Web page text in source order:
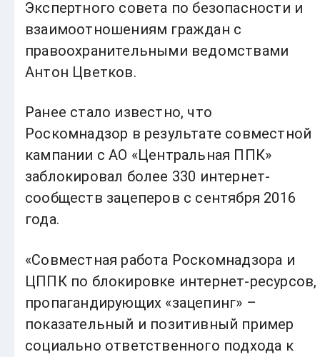
Экспертного совета по безопасности и
взаимоотношениям граждан с
правоохранительными ведомствами
Антон Цветков.
Ранее стало известно, что
Роскомнадзор в результате совместной
кампании с АО «Центральная ППК»
заблокировал более 330 интернет-
сообществ зацеперов с сентября 2016
года.
«Совместная работа Роскомнадзора и
ЦППК по блокировке интернет-ресурсов,
пропагандирующих «зацепинг» –
показательный и позитивный пример
социально ответственного подхода к